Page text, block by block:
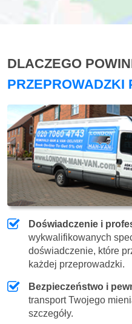
DLACZEGO
PRZEPROWADZKI
Doświadczenie i
wykwalifikowanych
doświadczenie, które
każdej przeprowadzki.
Bezpieczeństwo i
transport Twojego
szczegóły.